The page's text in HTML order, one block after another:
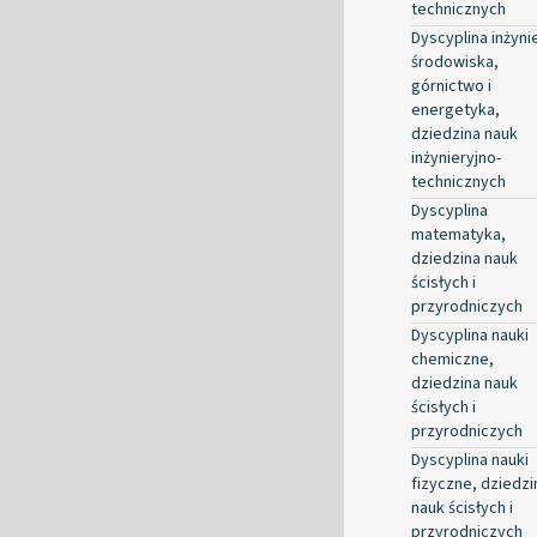
technicznych
Dyscyplina
środowiska,
górnictwo i
energetyka,
dziedzina nauk
inżynieryjno-
technicznych
Dyscyplina
matematyka,
dziedzina nauk
ścisłych i
przyrodniczych
Dyscyplina nauki
chemiczne,
dziedzina nauk
ścisłych i
przyrodniczych
Dyscyplina nauki
fizyczne,
nauk ścisłych i
przyrodniczych